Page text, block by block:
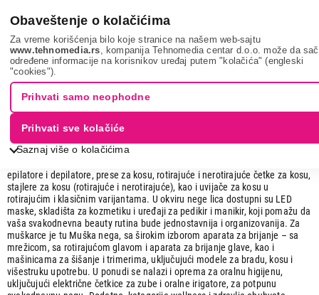
Obaveštenje o kolačićima
Za vreme korišćenja bilo koje stranice na našem web-sajtu
www.tehnomedia.rs , kompanija Tehnomedia centar d.o.o. može da
određene informacije na korisnikov uređaj putem "kolačića" (engleski
"cookies").
Saznaj više o kolačićima
Prihvati samo neophodne
Prihvati sve kolačiće
Nega tela, lepota i zdravlje
Lepota i zdravlje
Da li želite da unapredite svoju svakodnevnu rutinu lepote i zdravlja? U
Tehnomediji vas očekuje širok izbor uređaja za ličnu negu, lepotu i
wellness, pažljivo odabranih kako bi zadovoljili potrebe cele porodice. U
epilatore i depilatore, prese za kosu, rotirajuće i nerotirajuće četke za kosu,
stajlere za kosu (rotirajuće i nerotirajuće), kao i uvijače za kosu u
rotirajućim i klasičnim varijantama. U okviru nege lica dostupni su LED
maske, skladišta za kozmetiku i uređaji za pedikir i manikir, koji pomažu da
vaša svakodnevna beauty rutina bude jednostavnija i organizovanija. Za
muškarce je tu Muška nega, sa širokim izborom aparata za brijanje – sa
mrežicom, sa rotirajućom glavom i aparata za brijanje glave, kao i
mašinicama za šišanje i trimerima, uključujući modele za bradu, kosu i
višestruku upotrebu. U ponudi se nalazi i oprema za oralnu higijenu,
uključujući električne četkice za zube i oralne irigatore, za potpunu